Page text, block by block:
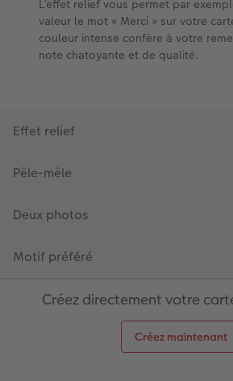
Créez directement votre
Créez maintenant